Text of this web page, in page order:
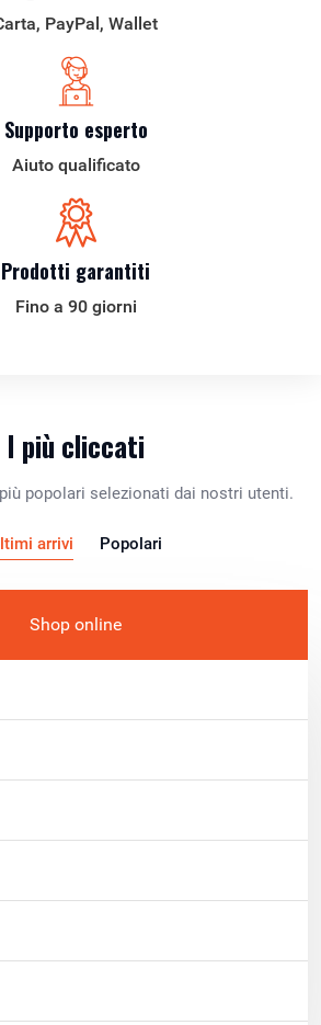
PayPal, Wallet
Supporto esperto
Aiuto qualificato
Prodotti garantiti
Fino a 90 giorni
I più cliccati
popolari selezionati dai nostri utenti.
arrivi Popolari
Shop online